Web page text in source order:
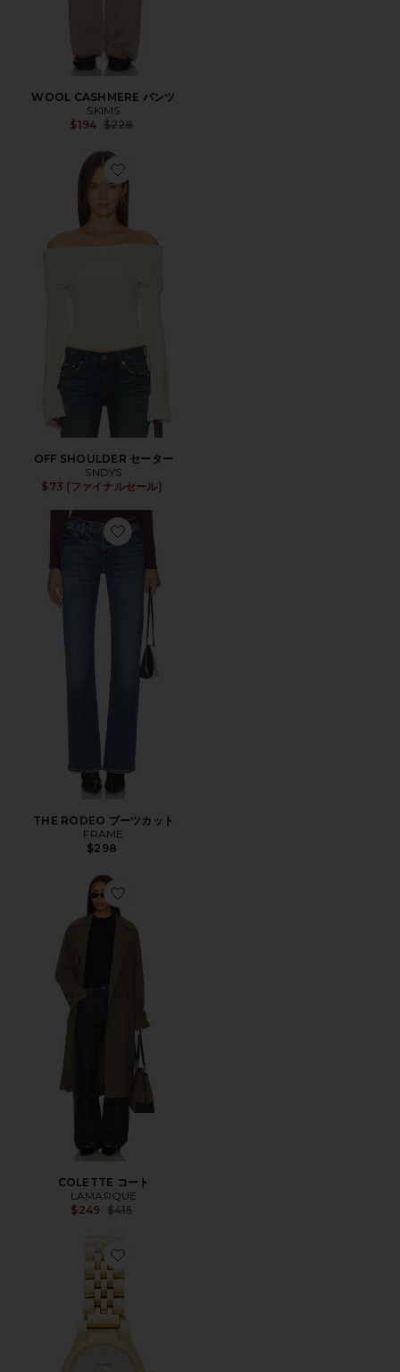
WOOL CASHMERE パンツ
SKIMS
$194 Previous price:
$228
Favorite OFF SHOULDER セーター
OFF SHOULDER セーター
SNDYS
$73 (ファイナルセール)
Favorite THE RODEO ブーツカット
THE RODEO ブーツカット
FRAME
$298
Favorite COLETTE コート
COLETTE コート
LAMARQUE
$249 Previous price:
$415
Favorite ISOBEL ウォッチ